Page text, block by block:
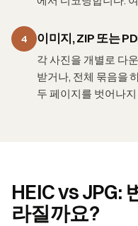
4 이미지, ZIP 또는
각 사진을 개별로 다
받거나, 전체 묶음을
두 페이지를 벗어나지
HEIC vs JPG:
라질까요?